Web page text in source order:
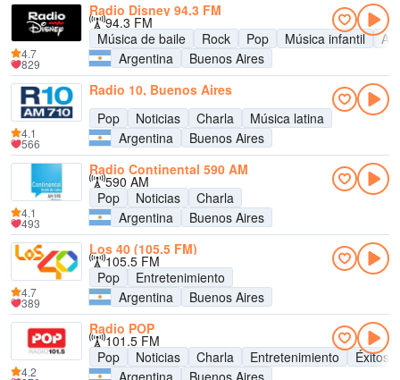
Radio Disney 94.3 FM
94.3 FM
Música de baile
Rock Pop Música infantil
Argentina
Buenos Aires
4.7
829
Radio 10, Buenos Aires
Pop
Noticias Charla
Música latina
Argentina
Buenos Aires
4.1
566
Radio Continental 590 AM
590 AM
Pop
Noticias
Charla
Argentina
Buenos Aires
4.1
493
Los 40 (105.5 FM)
105.5 FM
Pop
Entretenimiento
Argentina
Buenos Aires
4.7
389
Radio POP
101.5 FM
Pop
Noticias Charla Entretenimiento
Éxitos
Argentina
Buenos Aires
4.2